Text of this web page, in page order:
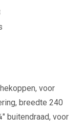
voor
breedte 240
buitendraad, voor